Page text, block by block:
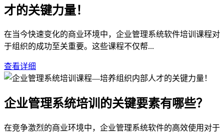
才的关键力量！
在当今快速变化的商业环境中，企业管理系统软件培训课程对
于组织的成功至关重要。这些课程不仅帮...
查看详细
企业管理系统培训的关键要素有哪些？
在竞争激烈的商业环境中，企业管理系统软件的高效使用对于